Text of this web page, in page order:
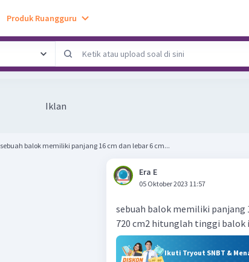
Produk Ruangguru
Iklan
sebuah balok memiliki panjang 16 cm dan lebar 6 cm...
Era E
05 Oktober 2023 11:57
sebuah balok memiliki panjang
720 cm2 hitunglah tinggi balok
Ikuti Tryout SNBT &